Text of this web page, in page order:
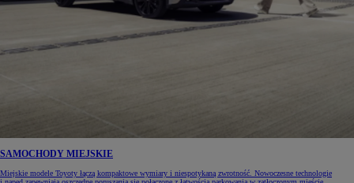
SAMOCHODY MIEJSKIE
Miejskie modele Toyoty łączą kompaktowe wymiary i niespotykaną zwrotność. Nowoczesne technologie